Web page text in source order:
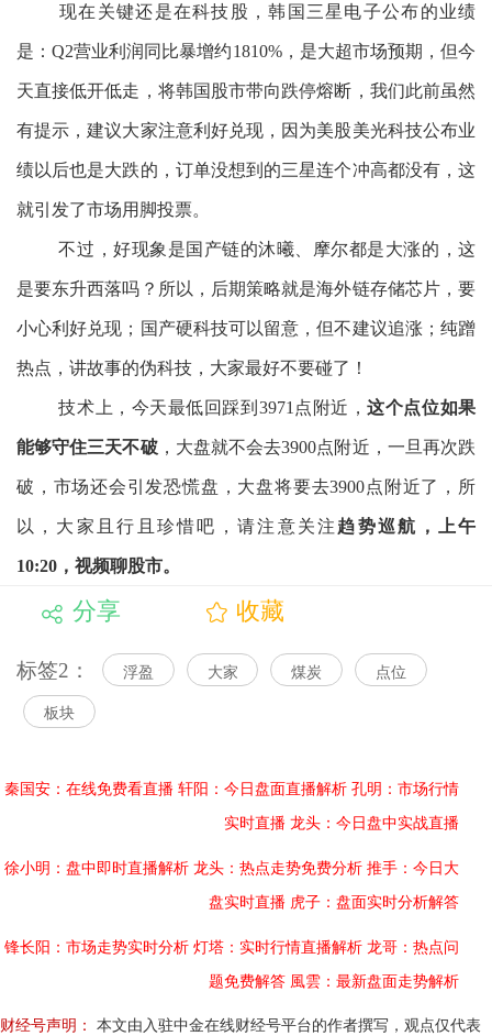
现在关键还是在科技股，韩国三星电子公布的业绩
是：Q2营业利润同比暴增约1810%，是大超市场预期，但今
天直接低开低走，将韩国股市带向跌停熔断，我们此前虽然
有提示，建议大家注意利好兑现，因为美股美光科技公布业
绩以后也是大跌的，订单没想到的三星连个冲高都没有，这
就引发了市场用脚投票。
不过，好现象是国产链的沐曦、摩尔都是大涨的，这
是要东升西落吗？所以，后期策略就是海外链存储芯片，要
小心利好兑现；国产硬科技可以留意，但不建议追涨；纯蹭
热点，讲故事的伪科技，大家最好不要碰了！
技术上，今天最低回踩到3971点附近，这个点位如果
能够守住三天不破，大盘就不会去3900点附近，一旦再次跌
破，市场还会引发恐慌盘，大盘将要去3900点附近了，所
以，大家且行且珍惜吧，请注意关注 趋势巡航，上午
10:20，视频聊股市。
分享 收藏
标签2： 浮盈 大家 煤炭 点位
板块
秦国安：在线免费看直播 轩阳：今日盘面直播解析 孔明：市场行情
实时直播 龙头：今日盘中实战直播
徐小明：盘中即时直播解析 龙头：热点走势免费分析 推手：今日大
盘实时直播 虎子：盘面实时分析解答
锋长阳：市场走势实时分析 灯塔：实时行情直播解析 龙哥：热点问
题免费解答 風雲：最新盘面走势解析
财经号声明：
本文由入驻中金在线财经号平台的作者撰写，观点仅代表